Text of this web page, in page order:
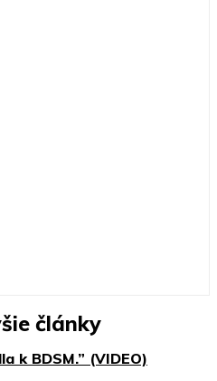
články
k BDSM.” (VIDEO)